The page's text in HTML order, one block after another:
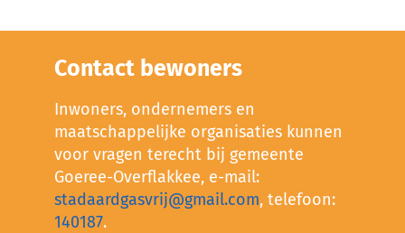
Contact bewoners
Inwoners, ondernemers en
maatschappelijke organisaties kunnen
voor vragen terecht bij gemeente
Goeree-Overflakkee, e-mail:
stadaardgasvrij@gmail.com, telefoon:
140187.